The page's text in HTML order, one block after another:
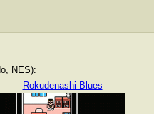
NES):
Rokudenashi Blues